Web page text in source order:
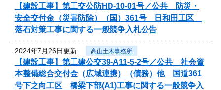
【建設工事】第工交公防HD-10-01号／公共 防災・
安全交付金（災害防除）（国）361号 日和田工区
落石対策工事に関する一般競争入札公告
2024年7月26日更新 高山土木事務所
【建設工事】第工建公交39-A11-5-2号／公共 社会資
本整備総合交付金（広域連携）（債務）他 国道361
号下之向工区 橋梁下部(A1)工事に関する一般競争入